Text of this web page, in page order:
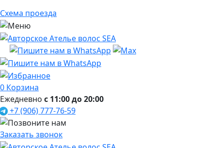
Схема проезда
0 Корзина
Ежедневно с 11:00 до 20:00
+7 (906) 777-76-59
Заказать звонок